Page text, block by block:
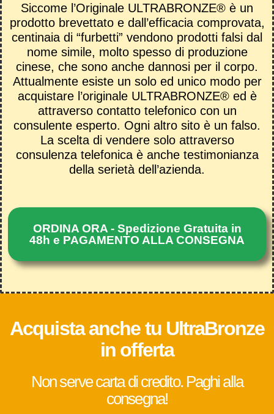
Siccome l’Originale ULTRABRONZE® è un
prodotto brevettato e dall’efficacia comprovata,
centinaia di “furbetti” vendono prodotti falsi dal
nome simile, molto spesso di produzione
cinese, che sono anche dannosi per il corpo.
Attualmente esiste un solo ed unico modo per
acquistare l’originale ULTRABRONZE® ed è
attraverso contatto telefonico con un
consulente esperto. Ogni altro sito è un falso.
La scelta di vendere solo attraverso
consulenza telefonica è anche testimonianza
della serietà dell’azienda.
ORDINA ORA - Spedizione Gratuita in
48h e PAGAMENTO ALLA CONSEGNA
Acquista anche tu UltraBronze
in offerta
Non serve carta di credito. Paghi alla
consegna!